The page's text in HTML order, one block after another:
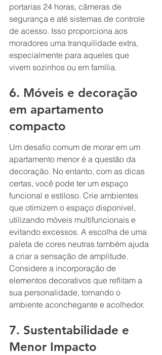
portarias 24 horas, câmeras de
segurança e até sistemas de controle
de acesso. Isso proporciona aos
moradores uma tranquilidade extra,
especialmente para aqueles que
vivem sozinhos ou em família.
6. Móveis e decoração
em apartamento
compacto
Um desafio comum de morar em um
apartamento menor é a questão da
decoração. No entanto, com as dicas
certas, você pode ter um espaço
funcional e estiloso. Crie ambientes
que otimizem o espaço disponível,
utilizando móveis multifuncionais e
evitando excessos. A escolha de uma
paleta de cores neutras também ajuda
a criar a sensação de amplitude.
Considere a incorporação de
elementos decorativos que reflitam a
sua personalidade, tornando o
ambiente aconchegante e acolhedor.
7. Sustentabilidade e
Menor Impacto